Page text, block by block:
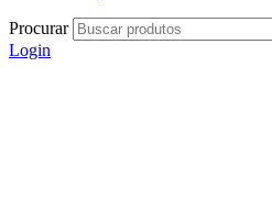
Procurar
Login